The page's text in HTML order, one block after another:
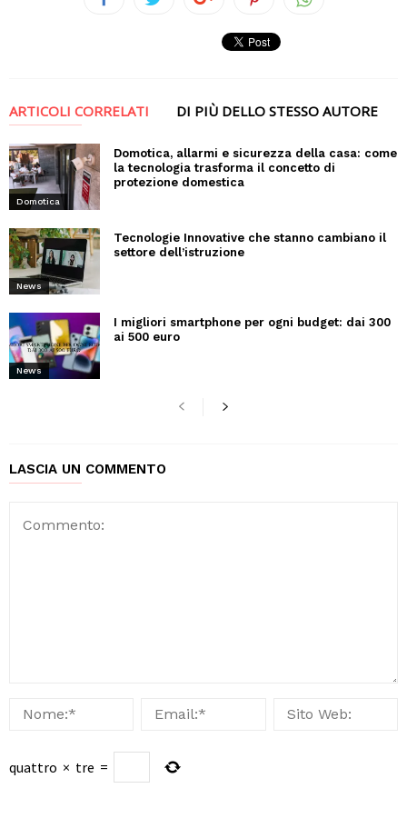
ARTICOLI CORRELATI DI PIÙ DELLO STESSO AUTORE
Domotica
Domotica, allarmi e sicurezza della casa: come
la tecnologia trasforma il concetto di
protezione domestica
News
Tecnologie Innovative che stanno cambiano il
settore dell’istruzione
News
I migliori smartphone per ogni budget: dai 300
ai 500 euro
LASCIA UN COMMENTO
quattro × tre =